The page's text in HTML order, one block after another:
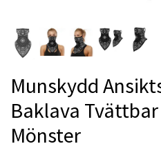
Munskydd
Baklava
Mönster